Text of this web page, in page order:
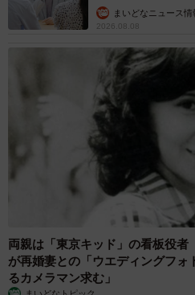
まいどなニュース情
2026.08.08
両親は「東京キッド」の看板役
が再婚妻との「ウエディングフ
るカメラマン求む」